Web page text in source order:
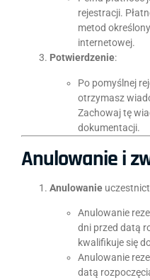
rejestracji.
metod
internetowej.
Potwierdzenie:
Po pomyślnej
otrzymasz
Zachowaj tę
dokumentacji.
Anulowanie i
Anulowanie
Anulowanie
dni przed datą
kwalifikuje się
Anulowanie
datą